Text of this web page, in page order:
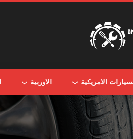
الامريكية الاوربية